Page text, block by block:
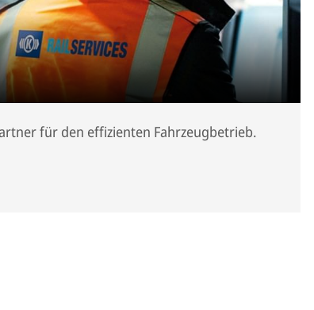
für den effizienten Fahrzeugbetrieb.